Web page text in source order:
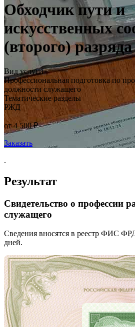
Обходчик пути и
искусственных
(второго) разряда
Вид услуги
Профессиональная подготовка по
должности служащего
Тематические разделы
РЖД
от 4 500 ₽
Заказать
.
Результат
Свидетельство о профессии
служащего
Сведения вносятся в реестр ФИС
дней.